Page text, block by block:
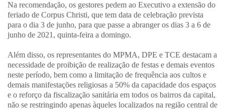
Na recomendação, os gestores pedem ao Executivo a extensão do
feriado de Corpus Christi, que tem data de celebração prevista
para o dia 3 de junho, para que passe a abranger os dias 3 a 6 de
junho de 2021, quinta-feira a domingo.
Além disso, os representantes do MPMA, DPE e TCE destacam a
necessidade de proibição de realização de festas e demais eventos
neste período, bem como a limitação de frequência aos cultos e
demais manifestações religiosas a 50% da capacidade dos espaços
e o reforço da fiscalização sanitária em todos os bairros da capital,
não se restringindo apenas àqueles localizados na região central de